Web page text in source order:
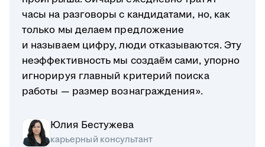
часы на разговоры с кандидатами, но, как
только мы делаем предложение
и называем цифру, люди отказываются. Эту
неэффективность мы создаём сами, упорно
игнорируя главный критерий поиска
работы — размер вознаграждения».
Юлия Бестужева
карьерный консультант